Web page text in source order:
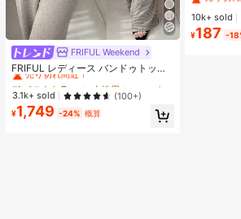
FRIFUL Weekend
FRIFUL レディース バンドゥトップ
コントラストトリム＆ラッフルヘム
ルーズワイドレッグパンツ スウィー
ト 2点セット 夏用
#1 ベストセラー
に 女性用ツーピース衣装
売り切れ間近！
#1 ベストセラー
売り切れ間近！
#1 ベストセラー
売り切れ間近！
#1 ベストセラー
3.1k+ sold (100+)
¥1,749 -24% 概算
さな丸型ラ
クセサリ
靴、ブー
ドDIYア
#3 ベスト
売り切
#3 ベスト
売り切
#3 ベスト
10k+ sold
¥187 -